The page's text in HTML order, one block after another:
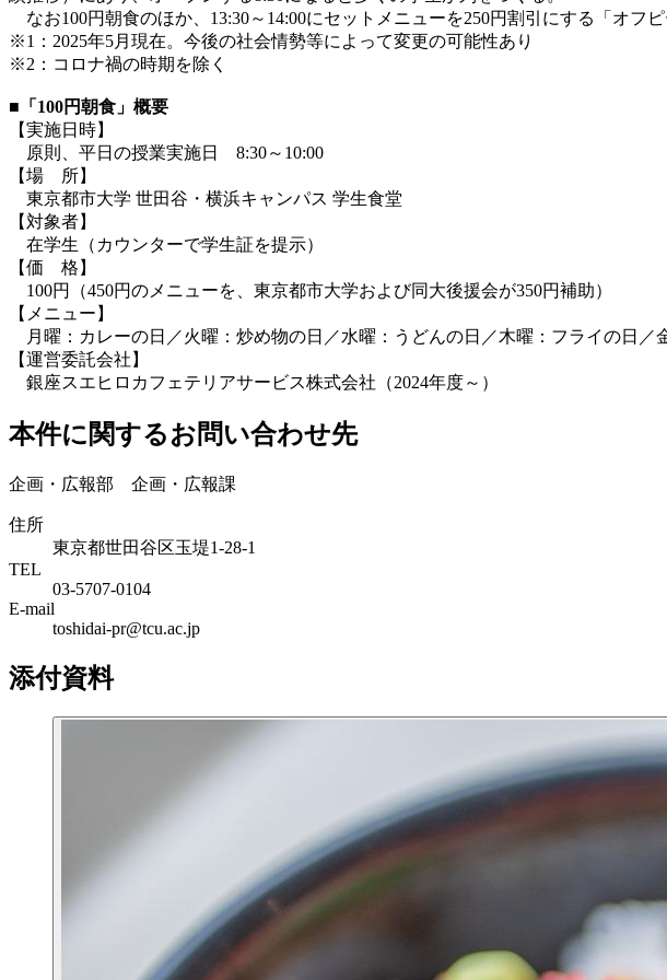
なお100円朝食のほか、13:30～14:00にセットメニューを250円割引にする「オフ
※1：2025年5月現在。今後の社会情勢等によって変更の可能性あり
※2：コロナ禍の時期を除く
■「100円朝食」概要
【実施日時】
原則、平日の授業実施日 8:30～10:00
【場 所】
東京都市大学 世田谷・横浜キャンパス 学生食堂
【対象者】
在学生（カウンターで学生証を提示）
【価 格】
100円（450円のメニューを、東京都市大学および同大後援会が350円補助）
【メニュー】
月曜：カレーの日／火曜：炒め物の日／水曜：うどんの日／木曜：フライの日／
【運営委託会社】
銀座スエヒロカフェテリアサービス株式会社（2024年度～）
本件に関するお問い合わせ先
企画・広報部 企画・広報課
住所
東京都世田谷区玉堤1-28-1
TEL
03-5707-0104
E-mail
toshidai-pr@tcu.ac.jp
添付資料